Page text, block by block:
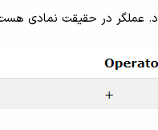
عملگر در حقیقت نمادی